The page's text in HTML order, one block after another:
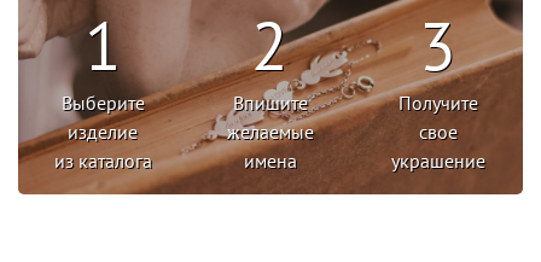
1
Выберите
изделие
из каталога
2
Впишите
желаемые
имена
3
Получите
свое
украшение